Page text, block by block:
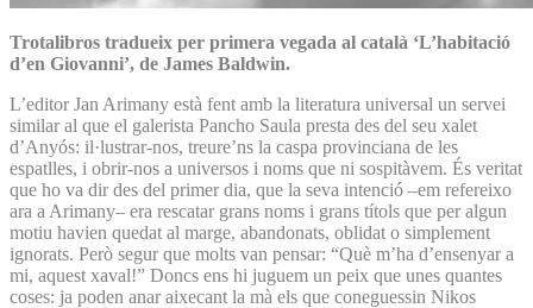
Trotalibros tradueix per primera vegada al català ‘L’habitació
d’en Giovanni’, de James Baldwin.
L’editor Jan Arimany està fent amb la literatura universal un servei
similar al que el galerista Pancho Saula presta des del seu xalet
d’Anyós: il·lustrar-nos, treure’ns la caspa provinciana de les
espatlles, i obrir-nos a universos i noms que ni sospitàvem. És veritat
que ho va dir des del primer dia, que la seva intenció –em refereixo
ara a Arimany– era rescatar grans noms i grans títols que per algun
motiu havien quedat al marge, abandonats, oblidat o simplement
ignorats. Però segur que molts van pensar: “Què m’ha d’ensenyar a
mi, aquest xaval!” Doncs ens hi juguem un peix que unes quantes
coses: ja poden anar aixecant la mà els que coneguessin Nikos